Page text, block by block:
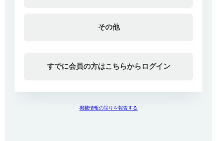
その他
すでに会員の方はこちらからログイン
掲載情報の誤りを報告する